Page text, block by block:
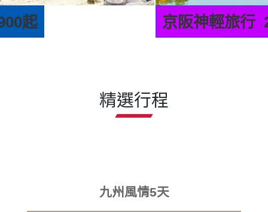
京阪神輕旅行 25900起
精選行程
九州風情5天